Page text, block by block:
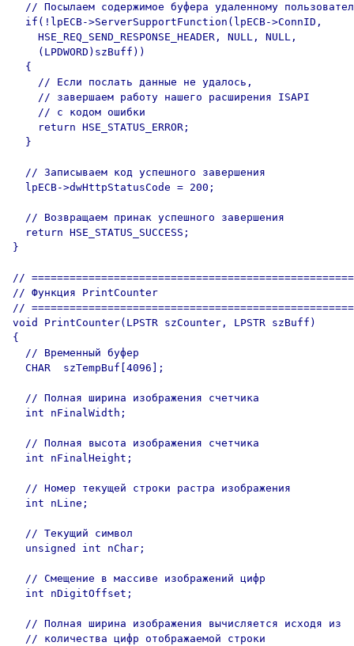
// Посылаем содержимое буфера удаленному
  if(!lpECB->ServerSupportFunction(lpECB->ConnID,
    HSE_REQ_SEND_RESPONSE_HEADER, NULL, NULL,
    (LPDWORD)szBuff))
  {
    // Если послать данные не удалось,
    // завершаем работу нашего расширения ISAPI
    // с кодом ошибки
    return HSE_STATUS_ERROR;
  }
  // Записываем код успешного завершения
  lpECB->dwHttpStatusCode = 200;
  // Возвращаем принак успешного завершения
  return HSE_STATUS_SUCCESS;
}
//
// Функция PrintCounter
//
void PrintCounter(LPSTR szCounter, LPSTR szBuff)
{
  // Временный буфер
  CHAR  szTempBuf[4096];
  // Полная ширина изображения счетчика
  int nFinalWidth;
  // Полная высота изображения счетчика
  int nFinalHeight;
  // Номер текущей строки растра изображения
  int nLine;
  // Текущий символ
  unsigned int nChar;
  // Смещение в массиве изображений цифр
  int nDigitOffset;
  // Полная ширина изображения вычисляется исходя из
  // количества цифр отображаемой строки